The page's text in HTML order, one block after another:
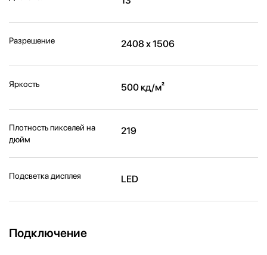
Разрешение 2408 х 1506
Яркость 500 кд/м²
Плотность пикселей на
дюйм
219
Подсветка дисплея LED
Подключение